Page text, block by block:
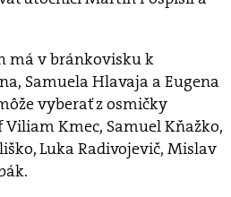
má v bránkovisku k
Samuela Hlavaja a Eugena
vyberať z osmičky
Viliam Kmec, Samuel Kňažko,
Luka Radivojevič, Mislav